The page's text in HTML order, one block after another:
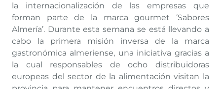
la internacionalización de las empresas que
forman parte de la marca gourmet ‘Sabores
Almería’. Durante esta semana se está llevando a
cabo la primera misión inversa de la marca
gastronómica almeriense, una iniciativa gracias a
la cual responsables de ocho distribuidoras
europeas del sector de la alimentación visitan la